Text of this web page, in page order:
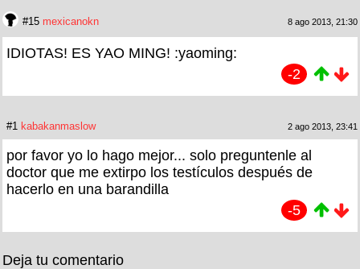
#15 mexicanokn 8 ago 2013, 21:30
IDIOTAS! ES YAO MING! :yaoming:
-2
#1 kabakanmaslow 2 ago 2013, 23:41
por favor yo lo hago mejor... solo preguntenle al
doctor que me extirpo los testículos después de
hacerlo en una barandilla
-5
Deja tu comentario